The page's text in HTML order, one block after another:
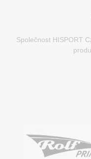
Společnost HISPORT